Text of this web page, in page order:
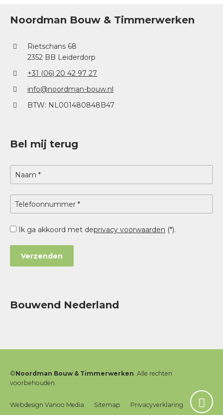
Noordman Bouw & Timmerwerken
Rietschans 68
2352 BB Leiderdorp
+31 (06) 20 42 97 27
info@noordman-bouw.nl
BTW: NL001480848B47
Bel mij terug
Ik ga akkoord met deprivacy voorwaarden (*).
Bouwend Nederland
©Noordman Bouw & Timmerwerken. Alle rechten
voorbehouden.
Webdesign Vanoo Media Sitemap Privacyverklaring